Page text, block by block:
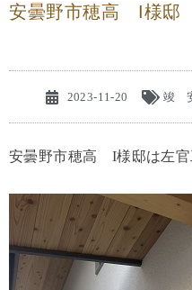
安曇野市穂高 I様邸
2023-11-20 竣
安曇野市穂高 I様邸は左官